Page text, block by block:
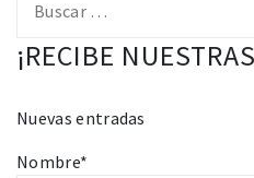
¡RECIBE
Nuevas entradas
Nombre*